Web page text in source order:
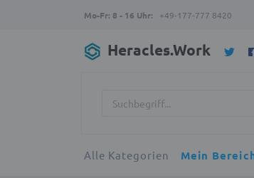
Mo-Fr: 8 - 16 Uhr: +49-177-777 8420
Heracles.Work
Alle Kategorien Mein